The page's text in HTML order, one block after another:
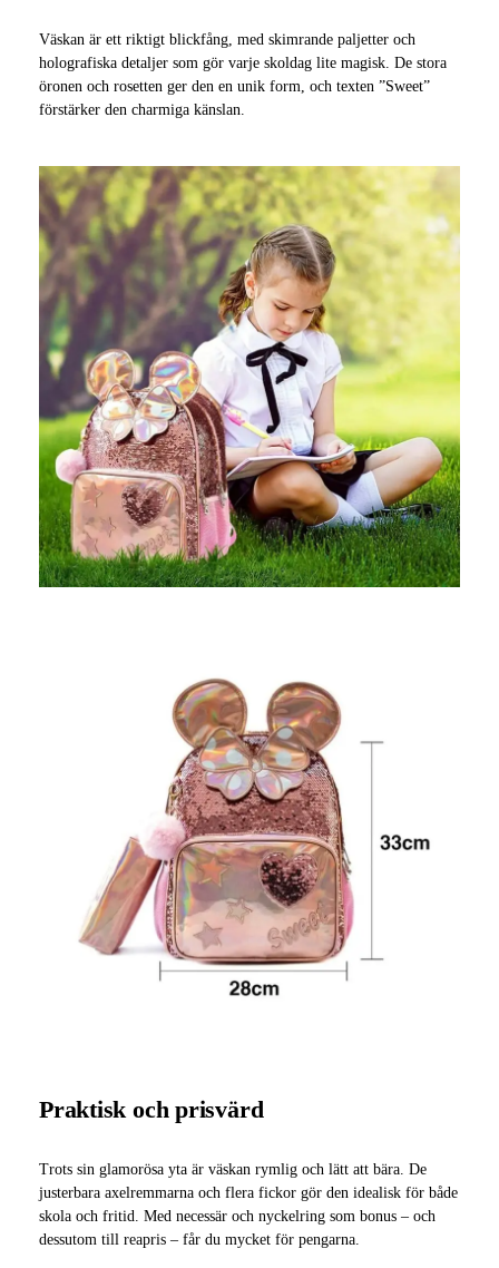
Väskan är ett riktigt blickfång, med skimrande paljetter och
holografiska detaljer som gör varje skoldag lite magisk. De stora
öronen och rosetten ger den en unik form, och texten ”Sweet”
förstärker den charmiga känslan.
Praktisk och prisvärd
Trots sin glamorösa yta är väskan rymlig och lätt att bära. De
justerbara axelremmarna och flera fickor gör den idealisk för både
skola och fritid. Med necessär och nyckelring som bonus – och
dessutom till reapris – får du mycket för pengarna.